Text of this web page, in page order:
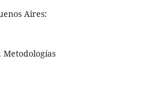
Aires:
Metodologías